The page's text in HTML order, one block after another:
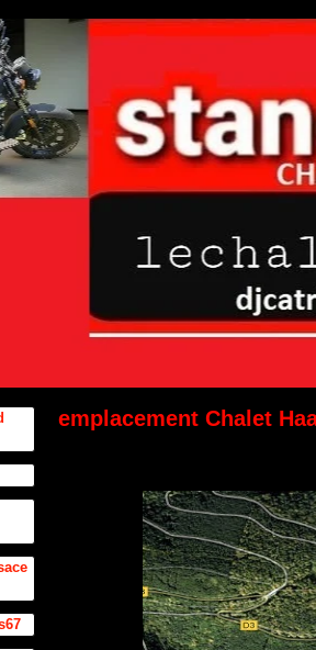
emplacement Chalet